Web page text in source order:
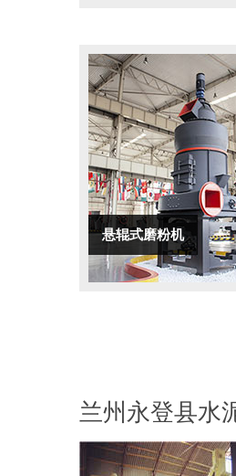
悬辊式磨粉机
兰州永登县水